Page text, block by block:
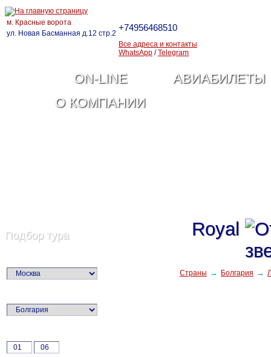
м. Красные ворота
+74956468510
ул. Новая Басманная д.12 стр.2
Все адреса и контакты
WhatsApp /Telegram
ON-LINE
АВИАБИЛЕТЫ
О КОМПАНИИ
Подбор тура Royal
Страны → Болгария →